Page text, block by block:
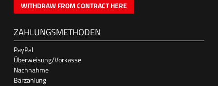
WITHDRAW FROM CONTRACT HERE
ZAHLUNGSMETHODEN
PayPal
Überweisung/Vorkasse
Nachnahme
Barzahlung